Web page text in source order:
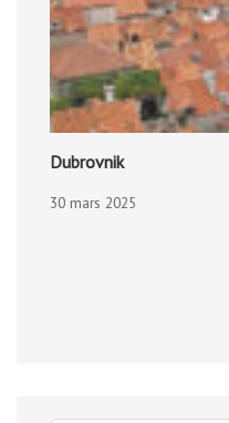
Dubrovnik
30 mars 2025